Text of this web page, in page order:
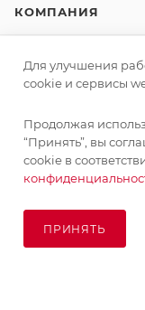
КОМПАНИЯ
Для улучшения
cookie и сервисы
Продолжая
“Принять”, вы
cookie в
ПРИНЯТЬ